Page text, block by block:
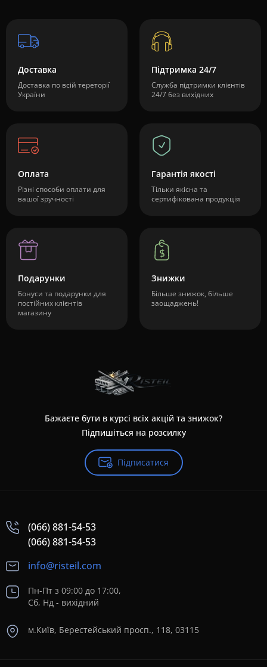
Доставка
Доставка по всій тереторії
України
Підтримка 24/7
Служба підтримки клієнтів
24/7 без вихідних
Оплата
Різні способи оплати для
вашої зручності
Гарантія якості
Тільки якісна та
сертифікована продукція
Подарунки
Бонуси та подарунки для
постійних клієнтів
магазину
Знижки
Більше знижок, більше
заощаджень!
Бажаєте бути в курсі всіх акцій та знижок?
Підпишіться на розсилку
Підписатися
(066) 881-54-53
(066) 881-54-53
info@risteil.com
Пн-Пт з 09:00 до 17:00,
Сб, Нд - вихідний
м.Київ, Берестейський просп., 118, 03115